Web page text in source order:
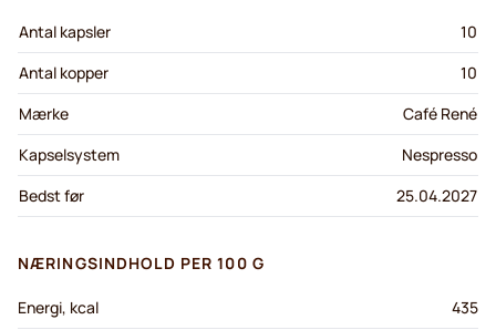
Antal kapsler
10
Antal kopper
10
Mærke
Café René
Kapselsystem
Nespresso
Bedst før
25.04.2027
NÆRINGSINDHOLD PER 100 G
Energi, kcal
435